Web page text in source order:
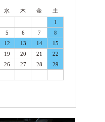
水 木 金
土
1
5 6 7
8
12 13 14
15
19 20 21
22
26 27 28
29